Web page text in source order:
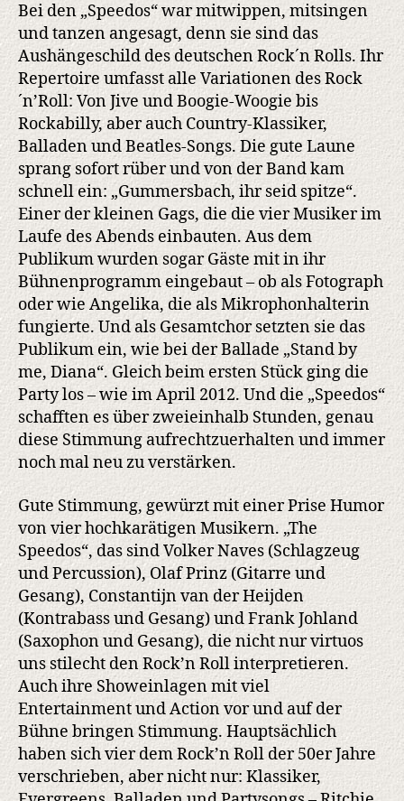
Bei den „Speedos“ war mitwippen, mitsingen
und tanzen angesagt, denn sie sind das
Aushängeschild des deutschen Rock´n Rolls. Ihr
Repertoire umfasst alle Variationen des Rock
´n’Roll: Von Jive und Boogie-Woogie bis
Rockabilly, aber auch Country-Klassiker,
Balladen und Beatles-Songs. Die gute Laune
sprang sofort rüber und von der Band kam
schnell ein: „Gummersbach, ihr seid spitze“.
Einer der kleinen Gags, die die vier Musiker im
Laufe des Abends einbauten. Aus dem
Publikum wurden sogar Gäste mit in ihr
Bühnenprogramm eingebaut – ob als Fotograph
oder wie Angelika, die als Mikrophonhalterin
fungierte. Und als Gesamtchor setzten sie das
Publikum ein, wie bei der Ballade „Stand by
me, Diana“. Gleich beim ersten Stück ging die
Party los – wie im April 2012. Und die „Speedos“
schafften es über zweieinhalb Stunden, genau
diese Stimmung aufrechtzuerhalten und immer
noch mal neu zu verstärken.
Gute Stimmung, gewürzt mit einer Prise Humor
von vier hochkarätigen Musikern. „The
Speedos“, das sind Volker Naves (Schlagzeug
und Percussion), Olaf Prinz (Gitarre und
Gesang), Constantijn van der Heijden
(Kontrabass und Gesang) und Frank Johland
(Saxophon und Gesang), die nicht nur virtuos
uns stilecht den Rock’n Roll interpretieren.
Auch ihre Showeinlagen mit viel
Entertainment und Action vor und auf der
Bühne bringen Stimmung. Hauptsächlich
haben sich vier dem Rock’n Roll der 50er Jahre
verschrieben, aber nicht nur: Klassiker,